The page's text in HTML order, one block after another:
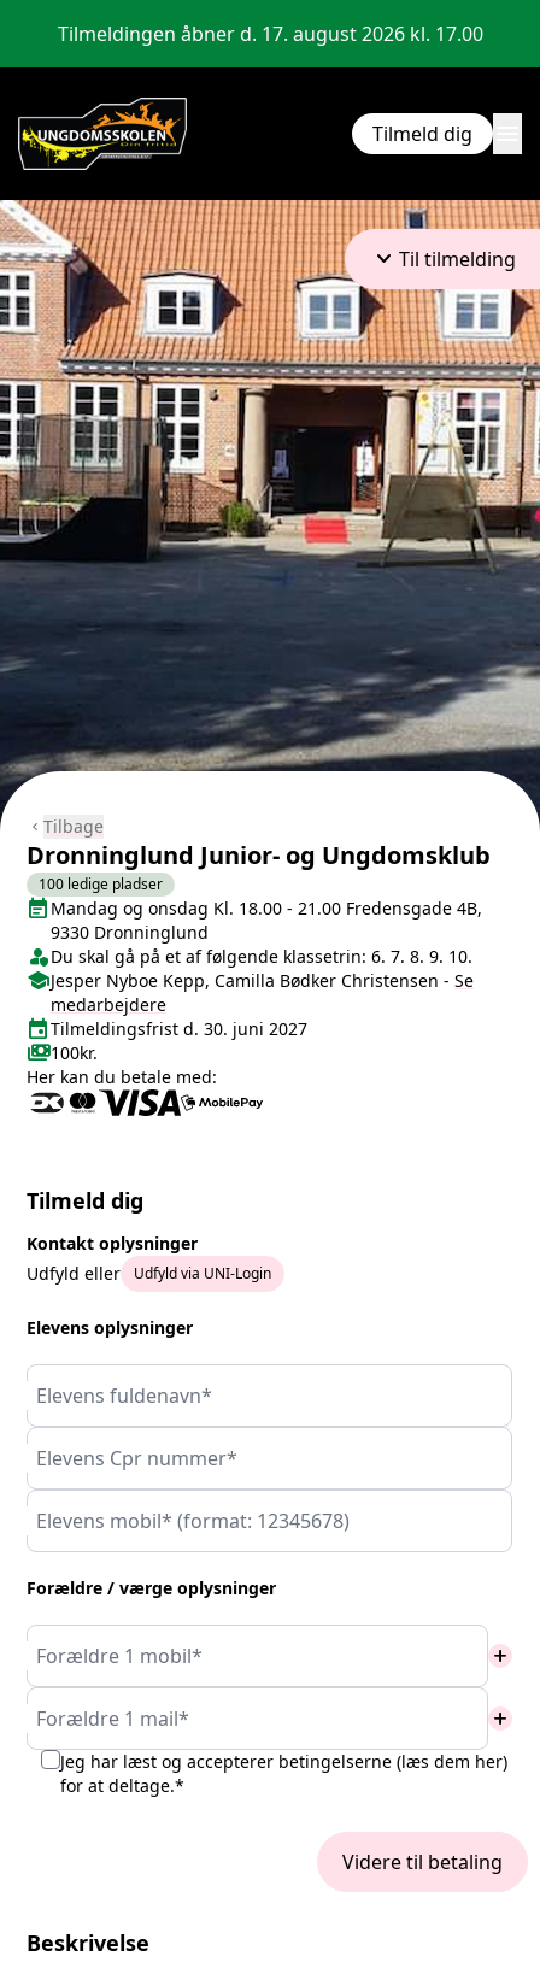
Tilmeldingen åbner d. 17. august 2026 kl. 17.00
Tilmeld dig
keyboard_arrow_down Til tilmelding
chevron_left Tilbage
Dronninglund Junior- og Ungdomsklub
100 ledige pladser
Næste lektion
event_note Mandag og onsdag Kl. 18.00 - 21.00 Fredensgade 4B,
9330 Dronninglund
Klasse/Aldersbegrænsning
person_shieldDu skal gå på et af følgende klassetrin: 6. 7. 8. 9. 10.
Medarbejdere
schoolJesper Nyboe Kepp, Camilla Bødker Christensen - Se
medarbejdere
Tilmeldingsfrist
eventTilmeldingsfrist d. 30. juni 2027
Pris
payments100kr.
Her kan du betale med:
Tilmeld dig
Kontakt oplysninger
Udfyld eller
Udfyld via UNI-Login
Elevens oplysninger
Elevens fuldenavn*
Elevens Cpr nummer*
Elevens mobil* (format: 12345678)
Forældre / værge oplysninger
Forældre 1 mobil* add
Forældre 1 mail* add
Jeg har læst og accepterer betingelserne (læs dem her)
for at deltage.*
Videre til betaling
Beskrivelse